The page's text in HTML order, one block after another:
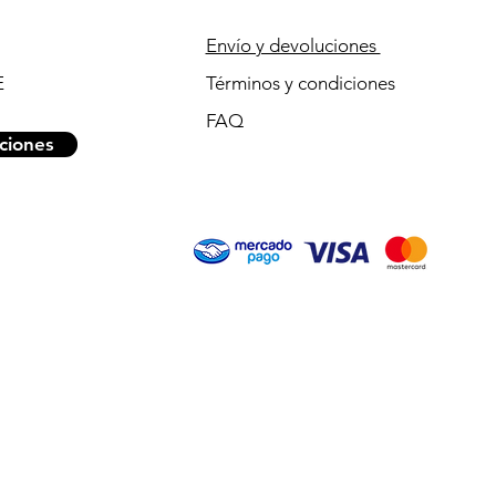
Envío y devoluciones
Términos y condiciones
FAQ